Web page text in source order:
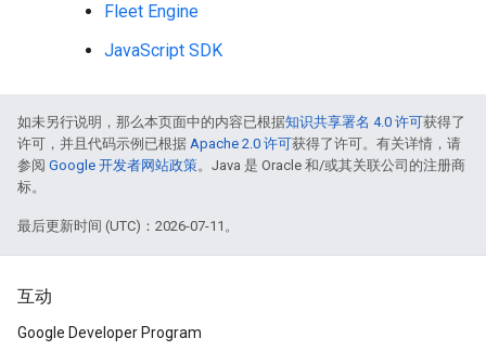
Fleet Engine
JavaScript SDK
如未另行说明，那么本页面中的内容已根据知识共享署名 4.0 许可获得了
许可，并且代码示例已根据 Apache 2.0 许可获得了许可。有关详情，请
参阅 Google 开发者网站政策。Java 是 Oracle 和/或其关联公司的注册商
标。
最后更新时间 (UTC)：2026-07-11。
互动
Google Developer Program